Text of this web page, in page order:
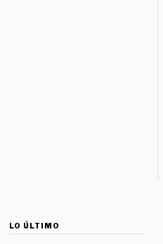
LO ÚLTIMO